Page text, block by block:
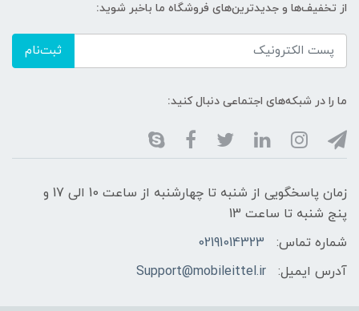
از تخفیف‌ها و جدیدترین‌های فروشگاه ما باخبر شوید:
ثبت‌نام
ما را در شبکه‌های اجتماعی دنبال کنید:
زمان پاسخگویی از شنبه تا چهارشنبه از ساعت 10 الی 17 و
پنج شنبه تا ساعت 13
شماره تماس:
02191014323
آدرس ایمیل:
Support@mobileittel.ir